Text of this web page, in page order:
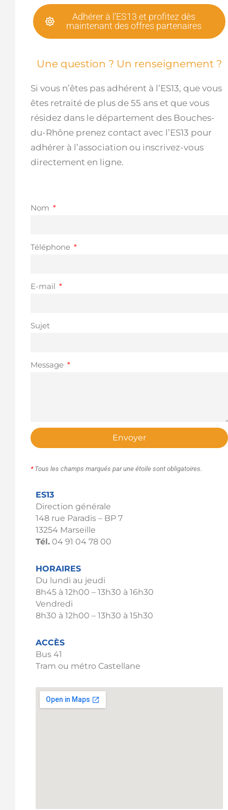
Adhérer à l'ES13 et profitez dès
maintenant des offres partenaires
Une question ? Un renseignement ?
Si vous n’êtes pas adhérent à l’ES13, que vous
êtes retraité de plus de 55 ans et que vous
résidez dans le département des Bouches-
du-Rhône prenez contact avec l’ES13 pour
adhérer à l’association ou inscrivez-vous
directement en ligne.
Nom
Téléphone
E-mail
Sujet
Message
Envoyer
*Tous les champs marqués par une étoile sont obligatoires.
ES13
Direction générale
148 rue Paradis – BP 7
13254 Marseille
Tél. 04 91 04 78 00
HORAIRES
Du lundi au jeudi
8h45 à 12h00 – 13h30 à 16h30
Vendredi
8h30 à 12h00 – 13h30 à 15h30
ACCÈS
Bus 41
Tram ou métro Castellane